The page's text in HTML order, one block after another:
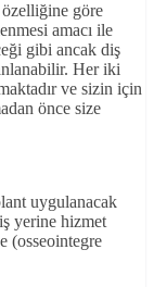
özelliğine göre
amacı ile
gibi ancak diş
Her iki
ve sizin için
önce size
uygulanacak
yerine hizmet
(osseointegre